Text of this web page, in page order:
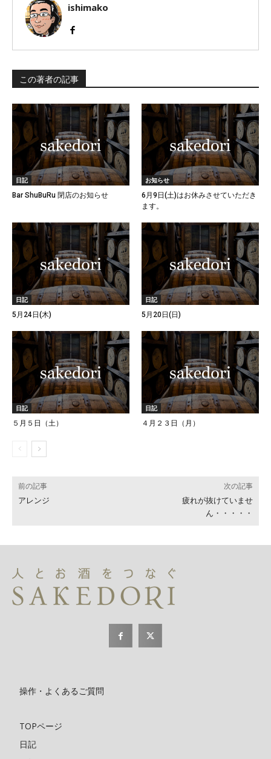
ishimako
この著者の記事
日記
Bar ShuBuRu 閉店のお知らせ
お知らせ
6月9日(土)はお休みさせていただき
ます。
日記
5月24日(木)
日記
5月20日(日)
日記
５月５日（土）
日記
４月２３日（月）
前の記事
アレンジ
次の記事
疲れが抜けていませ
ん・・・・・
操作・よくあるご質問
TOPページ
日記